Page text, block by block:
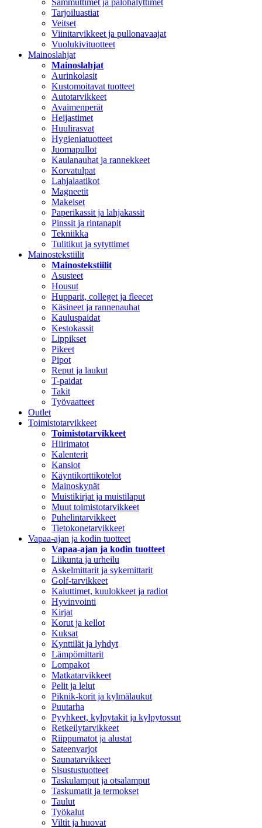
Sammuttimet ja palohälyttimet
Tarjoiluastiat
Veitset
Viinitarvikkeet ja pullonavaajat
Vuolukivituotteet
Mainoslahjat
Mainoslahjat
Aurinkolasit
Kustomoitavat tuotteet
Autotarvikkeet
Avaimenperät
Heijastimet
Huulirasvat
Hygieniatuotteet
Juomapullot
Kaulanauhat ja rannekkeet
Korvatulpat
Lahjalaatikot
Magneetit
Makeiset
Paperikassit ja lahjakassit
Pinssit ja rintanapit
Tekniikka
Tulitikut ja sytyttimet
Mainostekstiilit
Mainostekstiilit
Asusteet
Housut
Hupparit, colleget ja fleecet
Käsineet ja rannenauhat
Kauluspaidat
Kestokassit
Lippikset
Pikeet
Pipot
Reput ja laukut
T-paidat
Takit
Työvaatteet
Outlet
Toimistotarvikkeet
Toimistotarvikkeet
Hiirimatot
Kalenterit
Kansiot
Käyntikorttikotelot
Mainoskynät
Muistikirjat ja muistilaput
Muut toimistotarvikkeet
Puhelintarvikkeet
Tietokonetarvikkeet
Vapaa-ajan ja kodin tuotteet
Vapaa-ajan ja kodin tuotteet
Liikunta ja urheilu
Askelmittarit ja sykemittarit
Golf-tarvikkeet
Kaiuttimet, kuulokkeet ja radiot
Hyvinvointi
Kirjat
Korut ja kellot
Kuksat
Kynttilät ja lyhdyt
Lämpömittarit
Lompakot
Matkatarvikkeet
Pelit ja lelut
Piknik-korit ja kylmälaukut
Puutarha
Pyyhkeet, kylpytakit ja kylpytossut
Retkeilytarvikkeet
Riippumatot ja alustat
Sateenvarjot
Saunatarvikkeet
Sisustustuotteet
Taskulamput ja otsalamput
Taskumatit ja termokset
Taulut
Työkalut
Viltit ja huovat